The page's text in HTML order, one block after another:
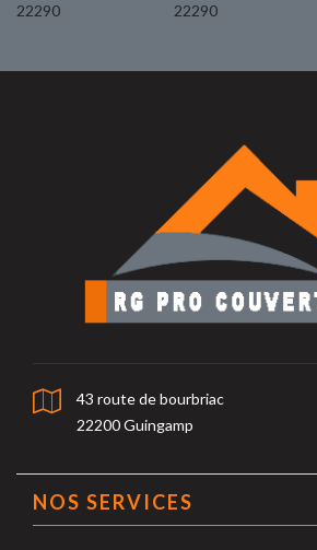
22290
22290
43 route de bourbriac
22200 Guingamp
NOS SERVICES